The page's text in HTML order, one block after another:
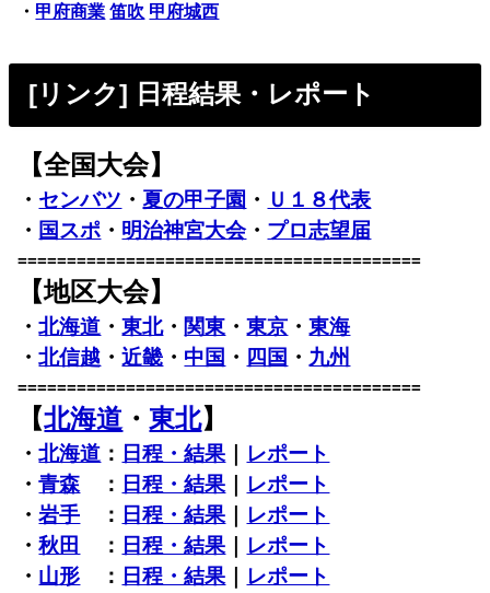
・ 甲府商業 笛吹 甲府城西
[リンク] 日程結果・レポート
【全国大会】
・ センバツ ・ 夏の甲子園 ・ Ｕ１８代表
・ 国スポ ・ 明治神宮大会・ プロ志望届
=========================================
【地区大会】
・北海道 ・東北・ 関東 ・東京 ・東海
・北信越 ・近畿 ・ 中国 ・ 四国 ・ 九州
=========================================
【北海道 ・ 東北】
・北海道 ： 日程・結果
レポート
・青森 ： 日程・結果
レポート
・岩手 ： 日程・結果
レポート
・秋田 ： 日程・結果
レポート
・ 山形 ： 日程・結果
レポート